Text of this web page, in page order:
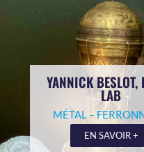
YANNICK BESLOT,
LAB
MÉTAL –
EN SAVOIR +